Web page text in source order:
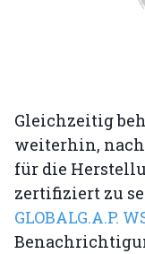
Gleichzeitig
weiterhin, nach
für die
zertifiziert zu
GLOBALG.A.P.